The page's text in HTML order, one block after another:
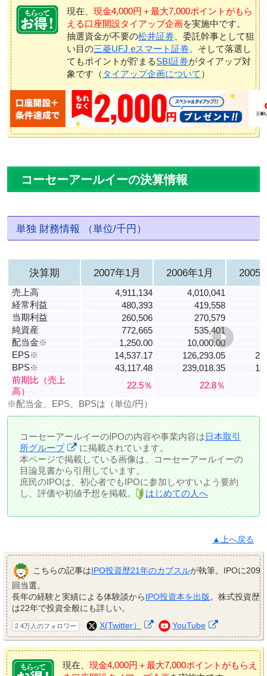
現在、 現金4,000円＋最大7,000ポイントがもら
える口座開設タイアップ企画を実施中です。
抽選資金が不要の松井証券 、委託幹事として狙
い目の三菱UFJ eスマート証券 、そして落選し
てもポイントが貯まるSBI証券がタイアップ対
象です（ タイアップ企画について ）
コーセーアールイーの決算情報
単独 財務情報 （単位/千円）
決算期 2007年1月 2006年1月 2005
売上高 4,911,134 4,010,041
経常利益
480,393
419,558
当期利益
260,506
270,579
純資産
772,665
535,401
配当金※ 1,250.00
10,000.00
EPS※ 14,537.17 126,293.05
BPS※ 43,117.48 239,018.35
前期比（売上
高）
22.5％
22.8％
※配当金、EPS、BPSは（単位/円）
コーセーアールイーのIPOの内容や事業内容は日本取引
所グループ
に掲載されています。
本ページで掲載している画像は、コーセーアールイーの
目論見書から引用しています。
庶民のIPOは、初心者でもIPOに参加しやすいよう要約
し、評価や初値予想を掲載。
はじめての人へ
▲上へ戻る
こちらの記事はIPO投資歴21年のカブスルが執筆。IPOに209
回当選。
長年の経験と実績による体験談からIPO投資本を出版。株式投資歴
は22年で投資全般にも詳しい。
2.4万人のフォロワー X(Twitter） YouTube
現在、 現金4,000円＋最大7,000ポイントがもらえ